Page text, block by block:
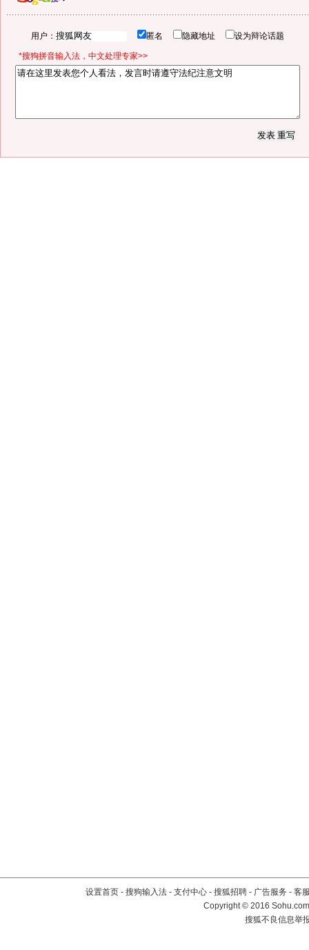
用户： 匿名 隐藏地址 设为辩论话题
*搜狗拼音输入法，中文处理专家>>
设置首页 - 搜狗输入法 - 支付中心 - 搜狐招聘 - 广告服务 - 客
Copyright©2016
搜狐不良信息举